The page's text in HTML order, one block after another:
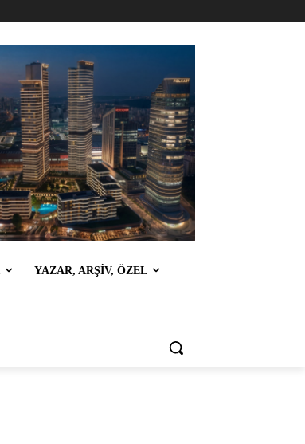
YAZAR, ARŞİV, ÖZEL